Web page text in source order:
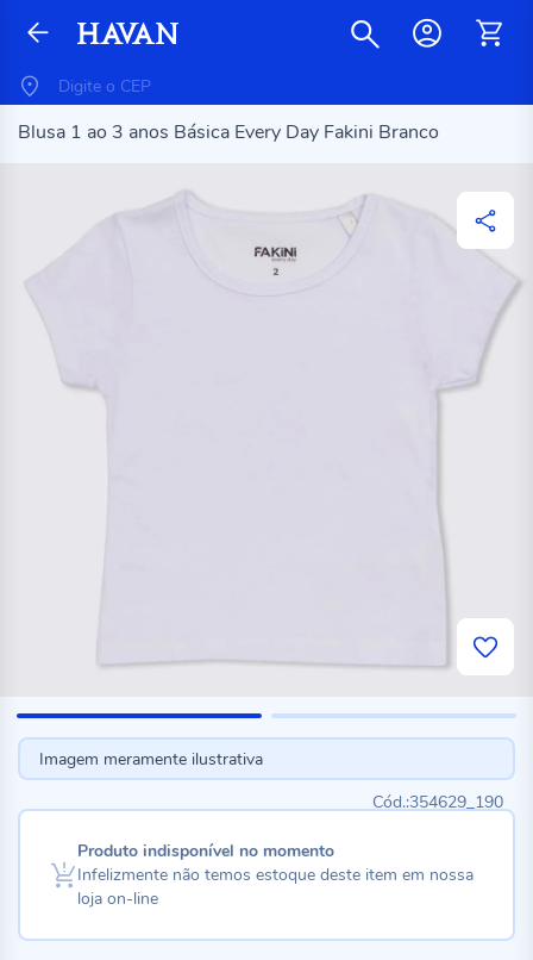
Blusa 1 ao 3 anos Básica Every Day Fakini Branco
Imagem meramente ilustrativa
354629_190
Produto indisponível no momento
Infelizmente não temos estoque deste item em nossa
loja on-line